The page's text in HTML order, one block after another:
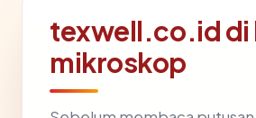
texwell.co.id di
mikroskop